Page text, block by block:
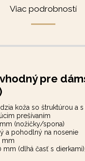
Viac podrobností
pre
koža so štruktúrou a
prešívaním
(nožičky/spona)
a pohodlný na nosenie
mm
mm (dlhá časť s